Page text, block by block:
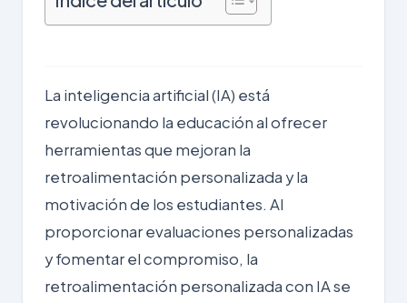
La inteligencia artificial (IA) está
revolucionando la educación al ofrecer
herramientas que mejoran la
retroalimentación personalizada y la
motivación de los estudiantes. Al
proporcionar evaluaciones personalizadas
y fomentar el compromiso, la
retroalimentación personalizada con IA se